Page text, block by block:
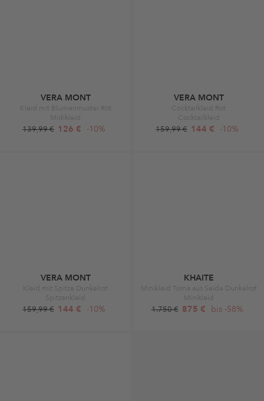
VERA MONT
Kleid mit Blumenmuster Rot
Midikleid
139,99 € 126 € -10%
VERA MONT
Cocktailkleid Rot
Cocktailkleid
159,99 € 144 € -10%
VERA MONT
Kleid mit Spitze Dunkelrot
Spitzenkleid
159,99 € 144 € -10%
KHAITE
Minikleid Toma aus Seide Dunkelrot
Minikleid
1.750 € 875 € bis -58%